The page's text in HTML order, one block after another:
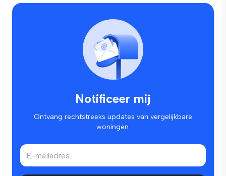
Notificeer mij
Ontvang rechtstreeks updates van vergelijkbare
woningen.